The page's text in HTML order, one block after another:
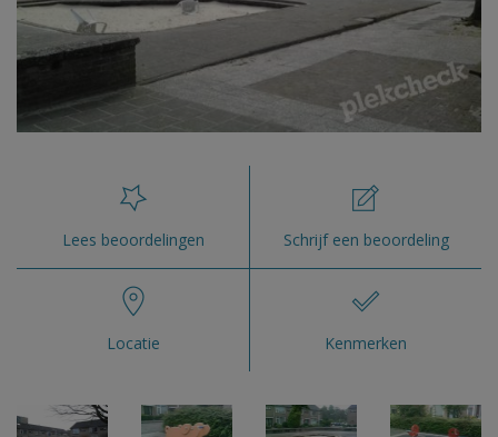
Lees beoordelingen Schrijf een beoordeling
Locatie Kenmerken